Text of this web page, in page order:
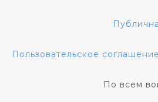
Пользовательское соглашение
По всем